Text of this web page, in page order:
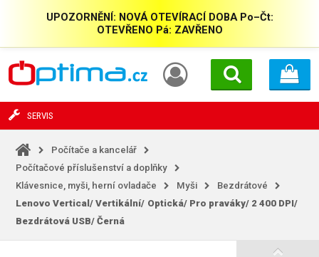
UPOZORNĚNÍ: NOVÁ OTEVÍRACÍ DOBA Po–Čt:
OTEVŘENO Pá: ZAVŘENO
SERVIS
Počítače a kancelář
Počítačové příslušenství a doplňky
Klávesnice, myši, herní ovladače
Myši
Bezdrátové
Lenovo Vertical/ Vertikální/ Optická/ Pro praváky/ 2 400 DPI/
Bezdrátová USB/ Černá